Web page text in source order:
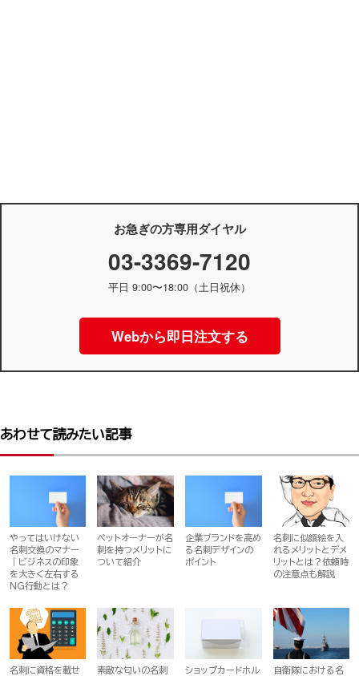
お急ぎの方専用ダイヤル
03-3369-7120
平日 9:00〜18:00（土日祝休）
Webから即日注文する
あわせて読みたい記事
やってはいけない
名刺交換のマナー
｜ビジネスの印象
を大きく左右する
NG行動とは？
ペットオーナーが名
刺を持つメリットに
ついて紹介
企業ブランドを高め
る名刺デザインの
ポイント
名刺に似顔絵を入
れるメリットとデメ
リットとは？依頼時
の注意点も解説
名刺に資格を載せ
素敵な匂いの名刺
ショップカードホル
自衛隊における名